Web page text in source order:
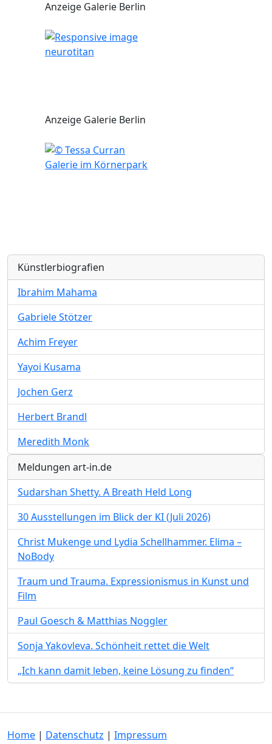
Anzeige Galerie Berlin
neurotitan
Anzeige Galerie Berlin
Galerie im Körnerpark
Künstlerbiografien
Ibrahim Mahama
Gabriele Stötzer
Achim Freyer
Yayoi Kusama
Jochen Gerz
Herbert Brandl
Meredith Monk
Meldungen art-in.de
Sudarshan Shetty. A Breath Held Long
30 Ausstellungen im Blick der KI (Juli 2026)
Christ Mukenge und Lydia Schellhammer. Elima –
NoBody
Traum und Trauma. Expressionismus in Kunst und
Film
Paul Goesch & Matthias Noggler
Sonja Yakovleva. Schönheit rettet die Welt
„Ich kann damit leben, keine Lösung zu finden“
Home | Datenschutz | Impressum